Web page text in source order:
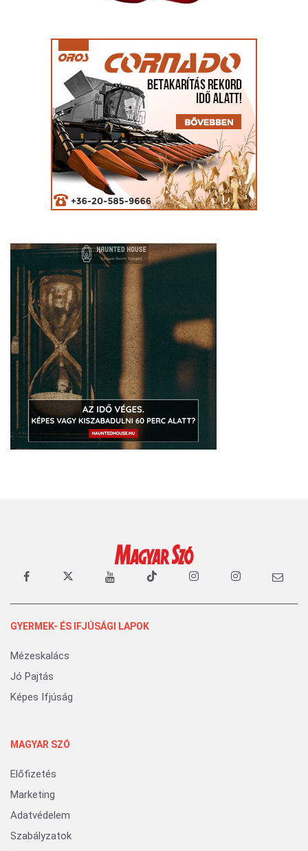
GYERMEK- ÉS IFJÚSÁGI LAPOK
Mézeskalács
Jó Pajtás
Képes Ifjúság
MAGYAR SZÓ
Előfizetés
Marketing
Adatvédelem
Szabályzatok